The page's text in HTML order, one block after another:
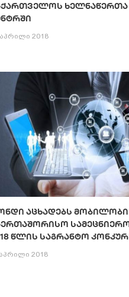
აპრილი 2018
ᲐᲪᲮᲐᲓᲔᲑᲡ
ᲬᲚᲘᲡ ᲡᲐᲒᲠᲐᲜᲢᲝ
აპრილი 2018